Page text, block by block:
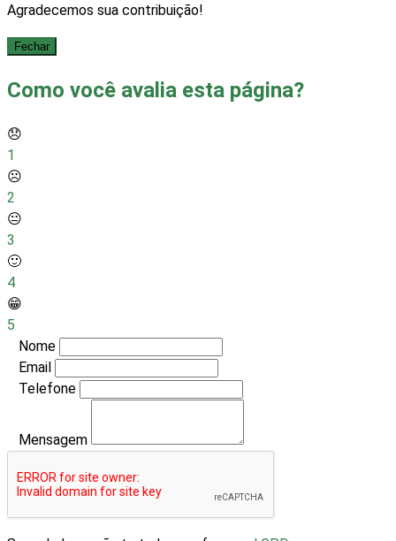
Agradecemos sua contribuição!
Fechar
Como você avalia esta página?
😞
1
☹️
2
😐
3
🙂
4
😁
5
Nome
Email
Telefone
Mensagem